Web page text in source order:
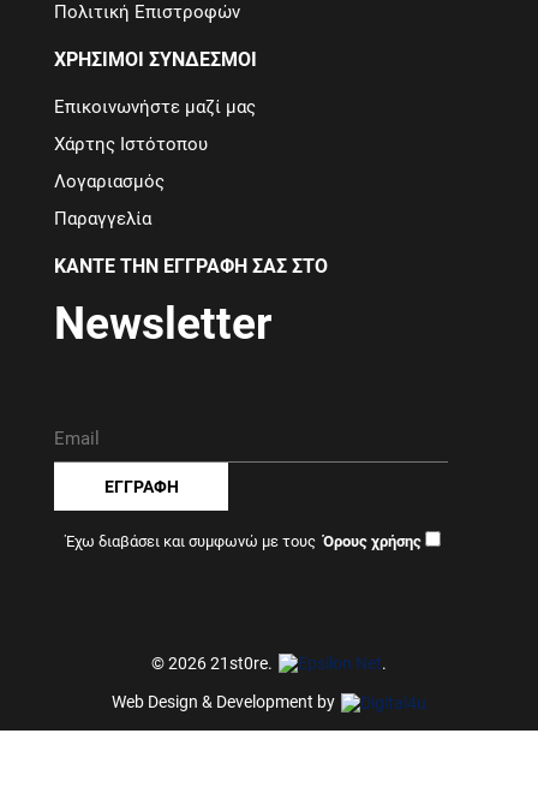
Πολιτική Επιστροφών
ΧΡΗΣΙΜΟΙ ΣΥΝΔΕΣΜΟΙ
Επικοινωνήστε μαζί μας
Χάρτης Ιστότοπου
Λογαριασμός
Παραγγελία
ΚΑΝΤΕ ΤΗΝ ΕΓΓΡΑΦΗ ΣΑΣ ΣΤΟ
Newsletter
ΕΓΓΡΑΦΗ
Έχω διαβάσει και συμφωνώ με τους
© 2026 21st0re. .
Web Design & Development by